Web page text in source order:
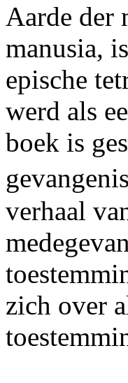
Aarde der
manusia,
epische
werd als
boek is
verhaal
zich over